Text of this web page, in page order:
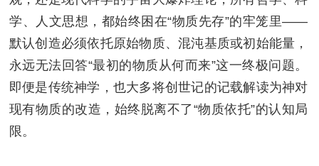
学、人文思想，都始终困在“物质先存”的牢笼里——
默认创造必须依托原始物质、混沌基质或初始能量，
永远无法回答“最初的物质从何而来”这一终极问题。
即便是传统神学，也大多将创世记的记载解读为神对
现有物质的改造，始终脱离不了“物质依托”的认知局
限。